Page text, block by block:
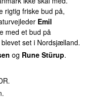
rigtig friske bud på,
Emil
med et bud på
blevet set i Nordsjælland.
og Rune Stürup.